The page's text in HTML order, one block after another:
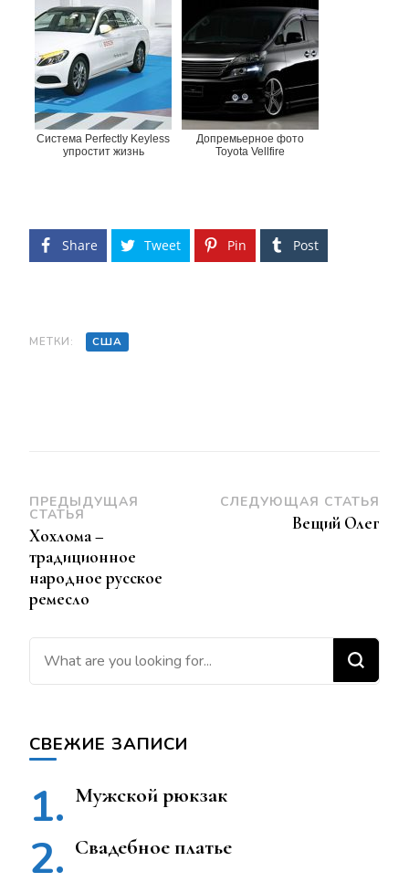
Система Perfectly Keyless
упростит жизнь
Допремьерное фото
Toyota Vellfire
Share Tweet Pin Post
МЕТКИ: США
Навигация
по
записям
ПРЕДЫДУЩАЯ
СТАТЬЯ
Хохлома –
традиционное
народное русское
ремесло
СЛЕДУЮЩАЯ СТАТЬЯ
Вещий Олег
Ищите что-то?
СВЕЖИЕ ЗАПИСИ
Мужской рюкзак
Свадебное платье